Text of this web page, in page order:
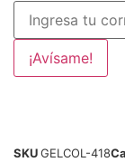
¡Avísame!
SKUGELCOL-418